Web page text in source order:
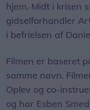
hjem. Midt i krisen
gidselforhandler
i befrielsen af
Filmen er baseret
samme navn.
Oplev og co-
og har Esben